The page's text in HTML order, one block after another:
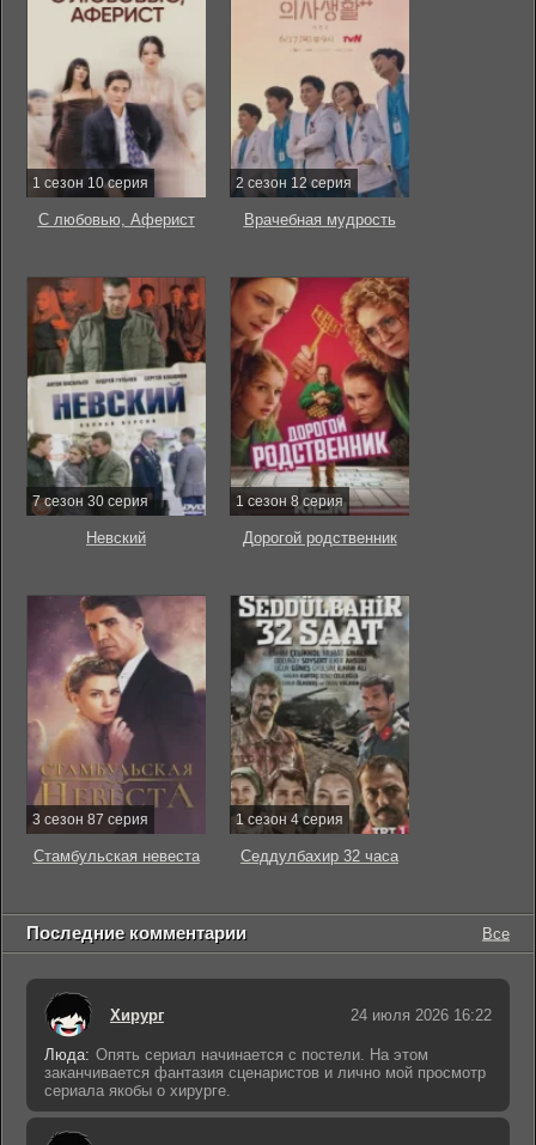
1 сезон 10 серия
С любовью, Аферист
2 сезон 12 серия
Врачебная мудрость
7 сезон 30 серия
Невский
1 сезон 8 серия
Дорогой родственник
3 сезон 87 серия
Стамбульская невеста
1 сезон 4 серия
Седдулбахир 32 часа
Последние комментарии Все
Хирург 24 июля 2026 16:22
Люда: Опять сериал начинается с постели. На этом
заканчивается фантазия сценаристов и лично мой просмотр
сериала якобы о хирурге.